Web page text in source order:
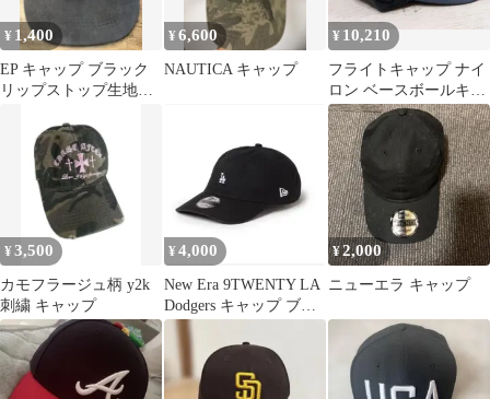
¥ 1,400
EP キャップ ブラック
リップストップ生地
¥6,600
NAUTICA キャップ
¥ 10,210
フライトキャップ ナイ
ロン ベースボールキャ
ップ ブラック
¥3,500
カモフラージュ柄 y2k
刺繍 キャップ
¥ 4,000
New Era 9TWENTY LA
Dodgers キャップ ブラ
ック
¥2,000
ニューエラ キャップ